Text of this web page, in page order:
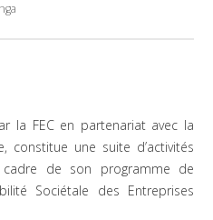
la FEC en partenariat avec la
constitue une suite d’activités
de son programme de
Sociétale des Entreprises